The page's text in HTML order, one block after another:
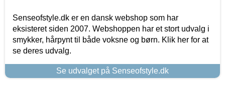
Senseofstyle.dk er en dansk webshop som har
eksisteret siden 2007. Webshoppen har et stort udvalg i
smykker, hårpynt til både voksne og børn. Klik her for at
se deres udvalg.
Se udvalget på Senseofstyle.dk